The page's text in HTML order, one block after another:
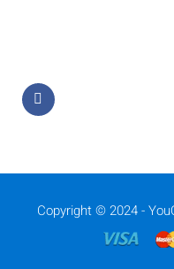
Copyright © 2024 -